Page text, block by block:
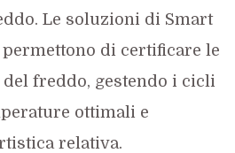
Le soluzioni di Smart
permettono di certificare le
del freddo, gestendo i cicli
ottimali e
relativa.